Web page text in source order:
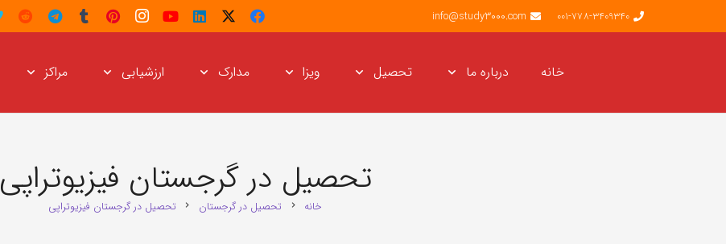
001-778-3409340
info@study3000.com
خانه درباره ما تحصیل ویزا مدارک ارزشیابی مراکز
تحصیل در گرجستان فیزیوتراپی
خانه chevron_right تحصیل در گرجستان chevron_right تحصیل در گرجستان فیزیوتراپی